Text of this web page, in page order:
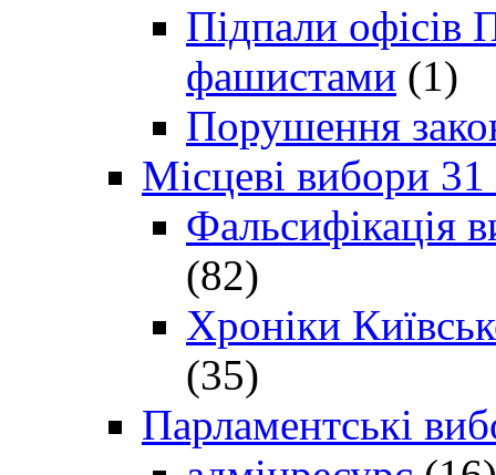
Підпали офісів
фашистами (1)
Порушення
Місцеві вибори
Фальсифікація
(82)
Хроніки
(35)
Парламентські